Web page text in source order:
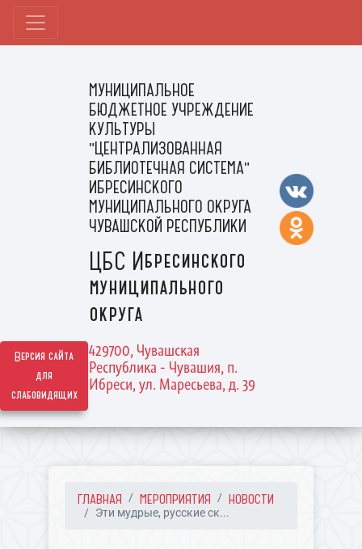
Версия сайта
для
слабовидящих
МУНИЦИПАЛЬНОЕ
БЮДЖЕТНОЕ УЧРЕЖДЕНИЕ
КУЛЬТУРЫ
"ЦЕНТРАЛИЗОВАННАЯ
БИБЛИОТЕЧНАЯ СИСТЕМА"
ИБРЕСИНСКОГО
МУНИЦИПАЛЬНОГО ОКРУГА
ЧУВАШСКОЙ РЕСПУБЛИКИ
ЦБС Ибресинского
муниципального
округа
429700, Чувашская
Республика - Чувашия, п.
Ибреси, ул. Маресьева, д. 39
ГЛАВНАЯ МЕРОПРИЯТИЯ НОВОСТИ
Эти мудрые, русские ск...